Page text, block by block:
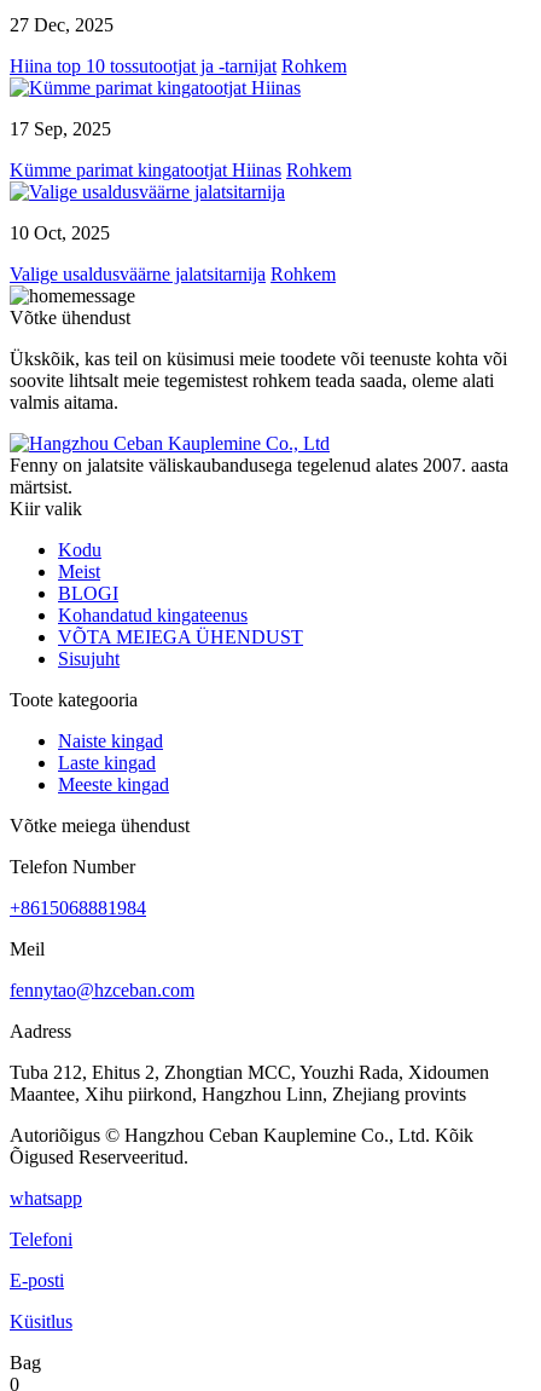
27 Dec, 2025
Hiina top 10 tossutootjat ja -tarnijat Rohkem
17 Sep, 2025
Kümme parimat kingatootjat Hiinas Rohkem
10 Oct, 2025
Valige usaldusväärne jalatsitarnija Rohkem
Võtke ühendust
Ükskõik, kas teil on küsimusi meie toodete või teenuste kohta või
soovite lihtsalt meie tegemistest rohkem teada saada, oleme alati
valmis aitama.
Fenny on jalatsite väliskaubandusega tegelenud alates 2007. aasta
märtsist.
Kiir valik
Kodu
Meist
BLOGI
Kohandatud kingateenus
VÕTA MEIEGA ÜHENDUST
Sisujuht
Toote kategooria
Naiste kingad
Laste kingad
Meeste kingad
Võtke meiega ühendust
Telefon Number
+8615068881984
Meil
fennytao@hzceban.com
Aadress
Tuba 212, Ehitus 2, Zhongtian MCC, Youzhi Rada, Xidoumen
Maantee, Xihu piirkond, Hangzhou Linn, Zhejiang provints
Autoriõigus © Hangzhou Ceban Kauplemine Co., Ltd. Kõik
Õigused Reserveeritud.
whatsapp
Telefoni
E-posti
Küsitlus
Bag
0